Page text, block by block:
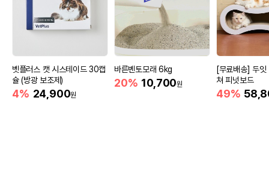
벳플러스 캣 시스테이드 30캡
슐 (방광 보조제)
4% 24,900원
바른벤토모래 6kg
20% 10,700원
[무료배송] 두잇
쳐 피넛보드
49%